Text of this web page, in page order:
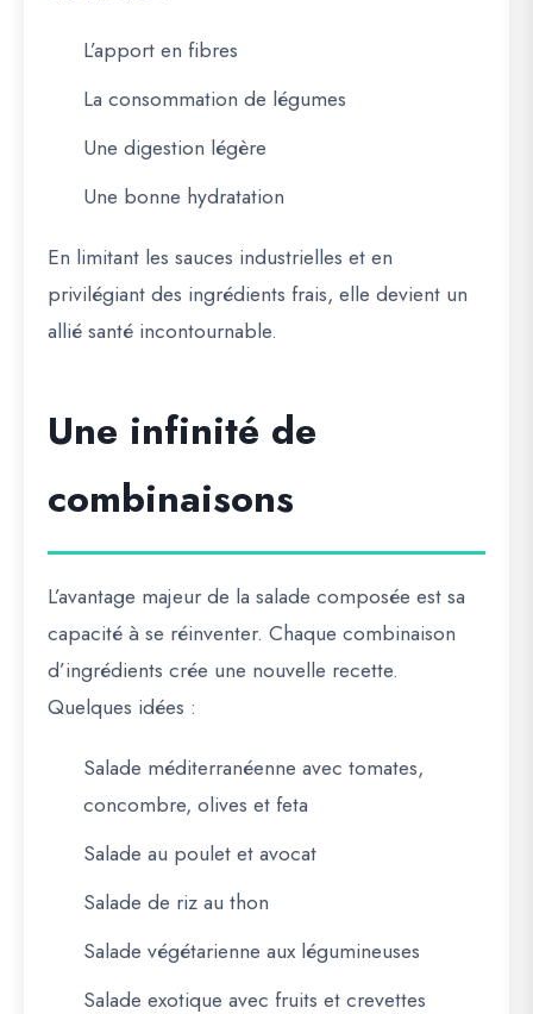
L’apport en fibres
La consommation de légumes
Une digestion légère
Une bonne hydratation
En limitant les sauces industrielles et en
privilégiant des ingrédients frais, elle devient un
allié santé incontournable.
Une infinité de
combinaisons
L’avantage majeur de la salade composée est sa
capacité à se réinventer. Chaque combinaison
d’ingrédients crée une nouvelle recette.
Quelques idées :
Salade méditerranéenne avec tomates,
concombre, olives et feta
Salade au poulet et avocat
Salade de riz au thon
Salade végétarienne aux légumineuses
Salade exotique avec fruits et crevettes